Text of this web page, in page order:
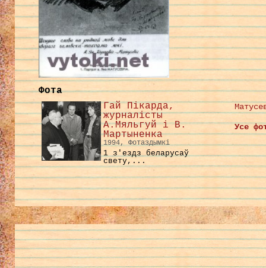
Фота
Гай Пікарда,
журналісты
А.Мяльгуй і В.
Мартыненка
1994, Фотаздымкі
1 з'ездз беларусаў
свету,...
Усе